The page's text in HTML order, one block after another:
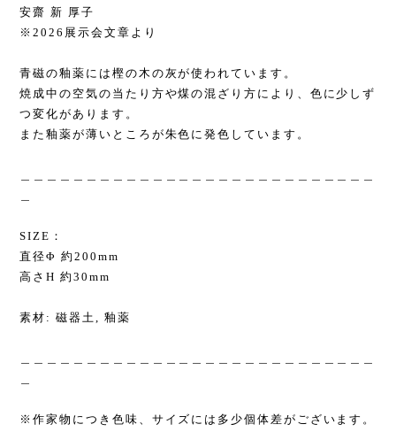
安齋 新 厚子
※2026展示会文章より
青磁の釉薬には樫の木の灰が使われています。
焼成中の空気の当たり方や煤の混ざり方により、色に少しず
つ変化があります。
また釉薬が薄いところが朱色に発色しています。
SIZE：
直径Φ 約200mm
高さH 約30mm
素材: 磁器土, 釉薬
※作家物につき色味、サイズには多少個体差がございます。